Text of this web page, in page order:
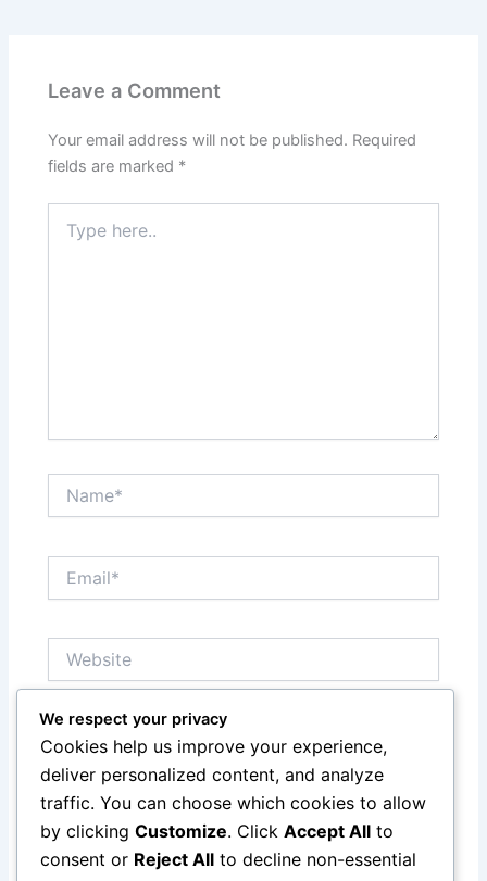
Leave a Comment
Your email address will not be published. Required
fields are marked *
here..
Save my name, email, and website in this browser
for the next time I comment.
We respect your privacy
Cookies help us improve your experience,
deliver personalized content, and analyze
traffic. You can choose which cookies to allow
by clicking Customize. Click Accept All to
consent or Reject All to decline non-essential